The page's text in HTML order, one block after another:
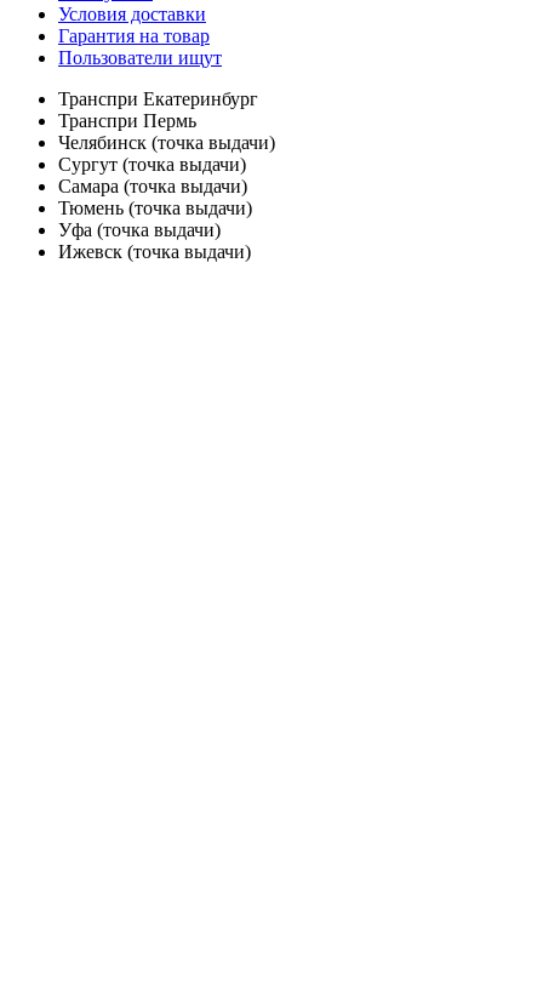
Условия доставки
Гарантия на товар
Пользователи ищут
Транспри Екатеринбург
Транспри Пермь
Челябинск (точка выдачи)
Сургут (точка выдачи)
Самара (точка выдачи)
Тюмень (точка выдачи)
Уфа (точка выдачи)
Ижевск (точка выдачи)